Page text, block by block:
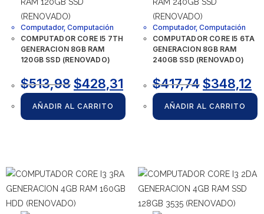
Computador, Computación
COMPUTADOR CORE I5 7TH
GENERACION 8GB RAM
120GB SSD (RENOVADO)
$513,98$428,31
AÑADIR AL CARRITO
Computador, Computación
COMPUTADOR CORE I5 6TA
GENERACION 8GB RAM
240GB SSD (RENOVADO)
$417,74$348,12
AÑADIR AL CARRITO